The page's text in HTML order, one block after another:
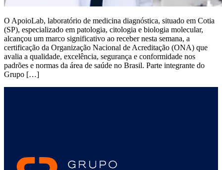
O ApoioLab, laboratório de medicina diagnóstica, situado em Cotia
(SP), especializado em patologia, citologia e biologia molecular,
alcançou um marco significativo ao receber nesta semana, a
certificação da Organização Nacional de Acreditação (ONA) que
avalia a qualidade, excelência, segurança e conformidade nos
padrões e normas da área de saúde no Brasil. Parte integrante do
Grupo […]